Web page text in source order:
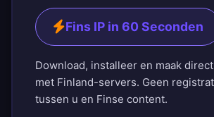
Fins IP in 60 Seconden
Download, installeer en maak
met Finland-servers. Geen
tussen u en Finse content.